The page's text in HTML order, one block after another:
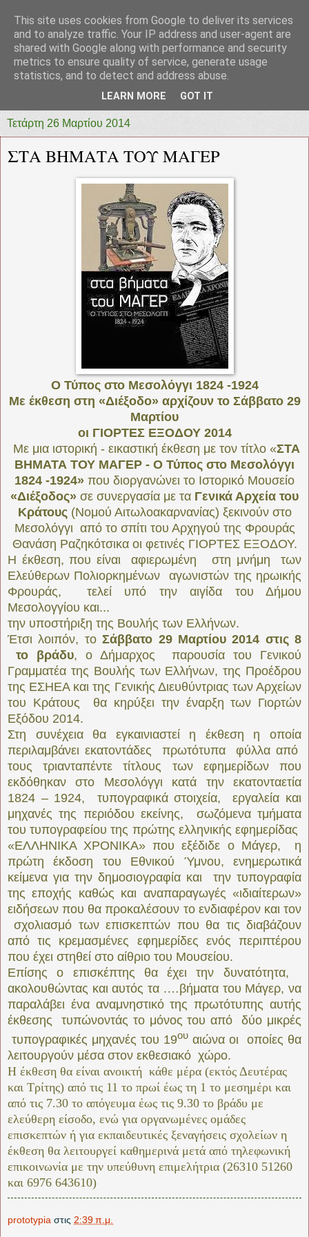
prototypia
"ΠΡΩΤΟΤΥΠΙΑ" * ΑΝΕΞΑΡΤΗΤΗ-ΗΛΕΚΤΡΟΝΙΚΗ-
Τετάρτη 26 Μαρτίου 2014
ΣΤΑ ΒΗΜΑΤΑ ΤΟΥ ΜΑΓΕΡ
Ο Τύπος στο Μεσολόγγι 1824 -1924
Με έκθεση στη «Διέξοδο» αρχίζουν το Σάββατο 29
Μαρτίου
οι ΓΙΟΡΤΕΣ ΕΞΟΔΟΥ 2014
Με μια ιστορική - εικαστική έκθεση με τον τίτλο «ΣΤΑ
ΒΗΜΑΤΑ ΤΟΥ ΜΑΓΕΡ - Ο Τύπος στο Μεσολόγγι
1824 -1924» που διοργανώνει το Ιστορικό Μουσείο
«Διέξοδος» σε συνεργασία με τα Γενικά Αρχεία του
Κράτους(Νομού Αιτωλοακαρνανίας) ξεκινούν στο
Μεσολόγγι από το σπίτι του Αρχηγού της Φρουράς
Θανάση Ραζηκότσικα οι φετινές ΓΙΟΡΤΕΣ ΕΞΟΔΟΥ.
Η έκθεση, που είναι αφιερωμένη στη μνήμη των
Ελεύθερων Πολιορκημένων αγωνιστών της ηρωικής
Φρουράς, τελεί υπό την αιγίδα του Δήμου
Μεσολογγίου και...
την υποστήριξη της Βουλής των Ελλήνων.
Έτσι λοιπόν, τοΣάββατο 29 Μαρτίου 2014 στις 8
το βράδυ, ο Δήμαρχος παρουσία του Γενικού
Γραμματέα της Βουλής των Ελλήνων, της Προέδρου
της ΕΣΗΕΑ και της Γενικής Διευθύντριας των Αρχείων
του Κράτους θα κηρύξει την έναρξη των Γιορτών
Εξόδου 2014.
Στη συνέχεια θα εγκαινιαστεί η έκθεση η οποία
περιλαμβάνει εκατοντάδες πρωτότυπα φύλλα από
τους τριανταπέντε τίτλους των εφημερίδων που
εκδόθηκαν στο Μεσολόγγι κατά την εκατονταετία
1824 – 1924, τυπογραφικά στοιχεία, εργαλεία και
μηχανές της περιόδου εκείνης, σωζόμενα τμήματα
του τυπογραφείου της πρώτης ελληνικής εφημερίδας
«ΕΛΛΗΝΙΚΑ ΧΡΟΝΙΚΑ» που εξέδιδε ο Μάγερ, η
πρώτη έκδοση του Εθνικού Ύμνου, ενημερωτικά
κείμενα για την δημοσιογραφία και την τυπογραφία
της εποχής καθώς και αναπαραγωγές «ιδιαίτερων»
ειδήσεων που θα προκαλέσουν το ενδιαφέρον και τον
σχολιασμό των επισκεπτών που θα τις διαβάζουν
από τις κρεμασμένες εφημερίδες ενός περιπτέρου
που έχει στηθεί στο αίθριο του Μουσείου.
Επίσης ο επισκέπτης θα έχει την δυνατότητα,
ακολουθώντας και αυτός τα .…βήματα του Μάγερ, να
παραλάβει ένα αναμνηστικό της πρωτότυπης αυτής
έκθεσης τυπώνοντάς το μόνος του από δύο μικρές
τυπογραφικές μηχανές του 19ου αιώνα οι οποίες θα
λειτουργούν μέσα στον εκθεσιακό χώρο.
Η έκθεση θα είναι ανοικτή κάθε μέρα (εκτός Δευτέρας
και Τρίτης) από τις 11 το πρωί έως τη 1 το μεσημέρι και
από τις 7.30 το απόγευμα έως τις 9.30 το βράδυ με
ελεύθερη είσοδο, ενώ για οργανωμένες ομάδες
επισκεπτών ή για εκπαιδευτικές ξεναγήσεις σχολείων η
έκθεση θα λειτουργεί καθημερινά μετά από τηλεφωνική
επικοινωνία με την υπεύθυνη επιμελήτρια (26310 51260
και 6976 643610)
prototypia στις 2:39 π.μ.
This site uses cookies from Google to deliver its services
and to analyze traffic. Your IP address and user-agent are
shared with Google along with performance and security
metrics to ensure quality of service, generate usage
statistics, and to detect and address abuse.
LEARN MORE GOT IT